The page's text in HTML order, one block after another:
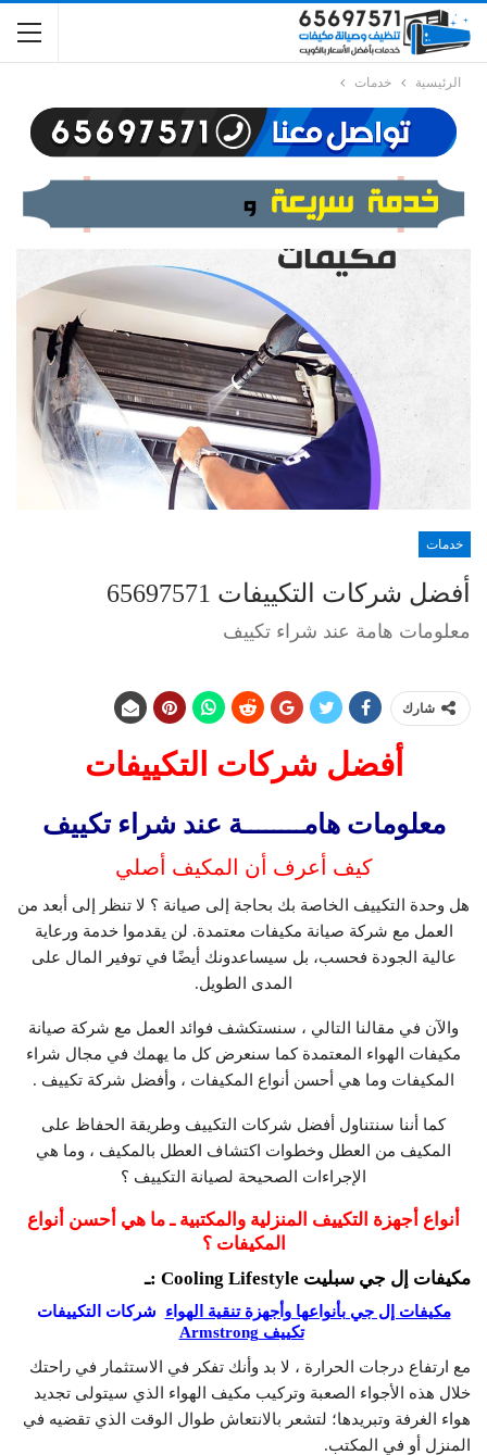
الرئيسية خدمات
خدمات
أفضل شركات التكييفات 65697571
معلومات هامة عند شراء تكييف
شارك
أفضل شركات التكييفات
معلومات هامــــــــة عند شراء تكييف
كيف أعرف أن المكيف أصلي
هل وحدة التكييف الخاصة بك بحاجة إلى صيانة ؟ لا تنظر إلى أبعد من
العمل مع شركة صيانة مكيفات معتمدة. لن يقدموا خدمة ورعاية
عالية الجودة فحسب، بل سيساعدونك أيضًا في توفير المال على
المدى الطويل.
والآن في مقالنا التالي ، سنستكشف فوائد العمل مع شركة صيانة
مكيفات الهواء المعتمدة كما سنعرض كل ما يهمك في مجال شراء
المكيفات وما هي أحسن أنواع المكيفات ، وأفضل شركة تكييف .
كما أننا سنتناول أفضل شركات التكييف وطريقة الحفاظ على
المكيف من العطل وخطوات اكتشاف العطل بالمكيف ، وما هي
الإجراءات الصحيحة لصيانة التكييف ؟
أنواع أجهزة التكييف المنزلية والمكتبية ـ ما هي أحسن أنواع
المكيفات ؟
مكيفات إل جي سبليت Cooling Lifestyle :ـ
مكيفات إل جي بأنواعها وأجهزة تنقية الهواء
شركات التكييفات
تكييف Armstrong
مع ارتفاع درجات الحرارة ، لا بد وأنك تفكر في الاستثمار في راحتك
خلال هذه الأجواء الصعبة وتركيب مكيف الهواء الذي سيتولى تجديد
هواء الغرفة وتبريدها؛ لتشعر بالانتعاش طوال الوقت الذي تقضيه في
المنزل أو في المكتب.